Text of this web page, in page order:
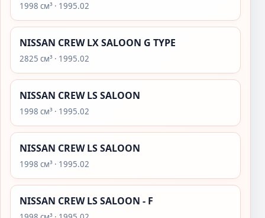
1998 см³ · 1995.02
NISSAN CREW LX SALOON G TYPE
2825 см³ · 1995.02
NISSAN CREW LS SALOON
1998 см³ · 1995.02
NISSAN CREW LS SALOON
1998 см³ · 1995.02
NISSAN CREW LS SALOON - F